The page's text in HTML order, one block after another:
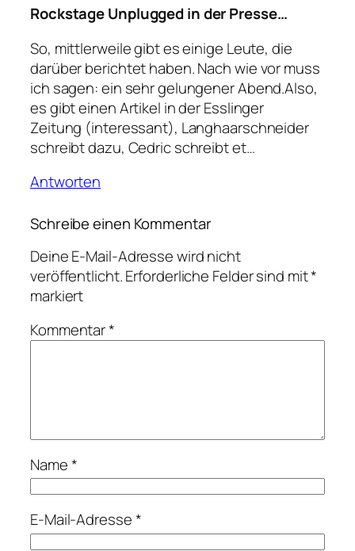
Rockstage Unplugged in der Presse…
So, mittlerweile gibt es einige Leute, die
darüber berichtet haben. Nach wie vor muss
ich sagen: ein sehr gelungener Abend.Also,
es gibt einen Artikel in der Esslinger
Zeitung (interessant), Langhaarschneider
schreibt dazu, Cedric schreibt et…
Antworten
Schreibe einen Kommentar
Deine E-Mail-Adresse wird nicht
veröffentlicht.Erforderliche Felder sind mit*
markiert
Kommentar*
Name*
E-Mail-Adresse*